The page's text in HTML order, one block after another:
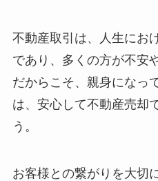
不動産取引は、人生にお
であり、多くの方が不安
だからこそ、親身になっ
は、安心して不動産売却
う。
お客様との繋がりを大切